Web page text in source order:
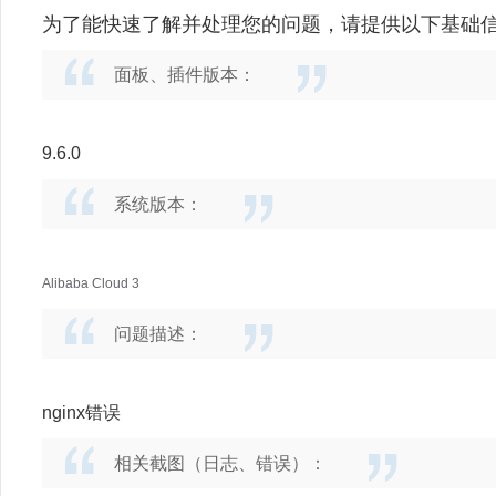
为了能快速了解并处理您的问题，请提供以下基础
面板、插件版本：
9.6.0
系统版本：
Alibaba Cloud 3
问题描述：
nginx错误
相关截图（日志、错误）：